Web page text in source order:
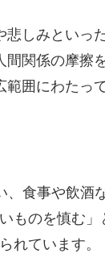
しみといっ
関係の摩擦
囲にわたっ
、食事や飲酒
ものを慎む
れています。